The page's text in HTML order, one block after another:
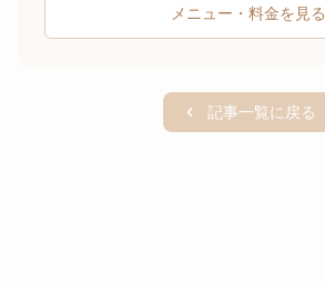
メニュー・料金を見る
記事一覧に戻る